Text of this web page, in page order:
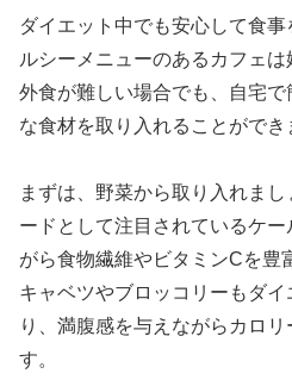
ダイエット中でも安心して食
ルシーメニューのあるカフェは
外食が難しい場合でも、自宅
な食材を取り入れることができ
まずは、野菜から取り入れま
ードとして注目されているケ
がら食物繊維やビタミンCを豊
キャベツやブロッコリーもダ
り、満腹感を与えながらカロ
す。